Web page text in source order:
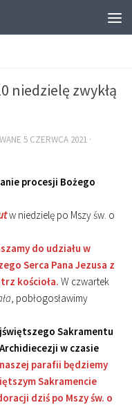
niedzielę zwykłą
5 CZERWCA 2021 ·
procesji Bożego
w niedzielę po Mszy św. o
do udziału w
Serca Pana Jezusa z
kościoła. W czwartek
, pobłogosławimy
Sakramentu
w czasie
parafii będziemy
Sakramencie
dziś po Mszy św. o